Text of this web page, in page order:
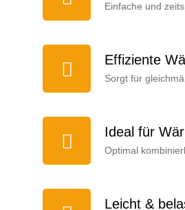
Einfache und
Effiziente
Sorgt für
Ideal für
Optimal
Leicht &